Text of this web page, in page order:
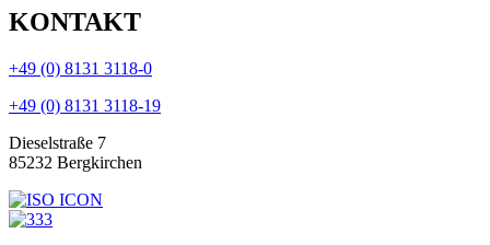
KONTAKT
+49 (0) 8131 3118-0
+49 (0) 8131 3118-19
Dieselstraße 7
85232 Bergkirchen